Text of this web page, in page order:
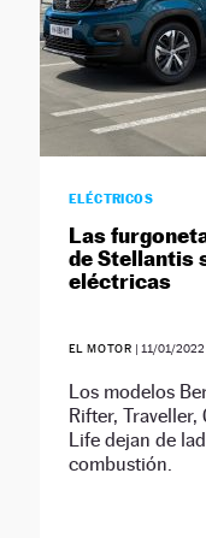
ELÉCTRICOS
Las
de Stellantis
eléctricas
EL MOTOR | 11/01/2022
Los modelos
Rifter,
Life dejan de
combustión.